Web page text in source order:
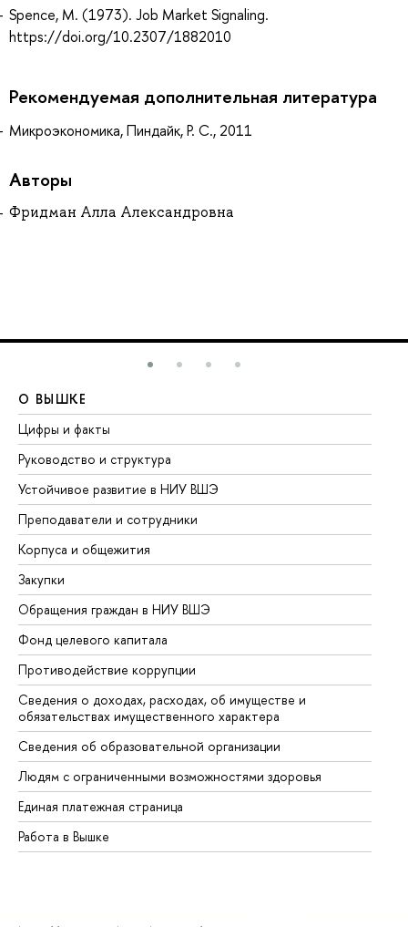
Spence, M. (1973). Job Market Signaling.
https://doi.org/10.2307/1882010
Рекомендуемая дополнительная литература
Микроэкономика, Пиндайк, Р. С., 2011
Авторы
Фридман Алла Александровна
О ВЫШКЕ
Цифры и факты
Руководство и структура
Устойчивое развитие в НИУ ВШЭ
Преподаватели и сотрудники
Корпуса и общежития
Закупки
Обращения граждан в НИУ ВШЭ
Фонд целевого капитала
Противодействие коррупции
Сведения о доходах, расходах, об имуществе и
обязательствах имущественного характера
Сведения об образовательной организации
Людям с ограниченными возможностями здоровья
Единая платежная страница
Работа в Вышке